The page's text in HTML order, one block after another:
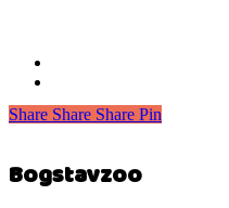
Share
Share Share Share Pin
Bogstavzoo